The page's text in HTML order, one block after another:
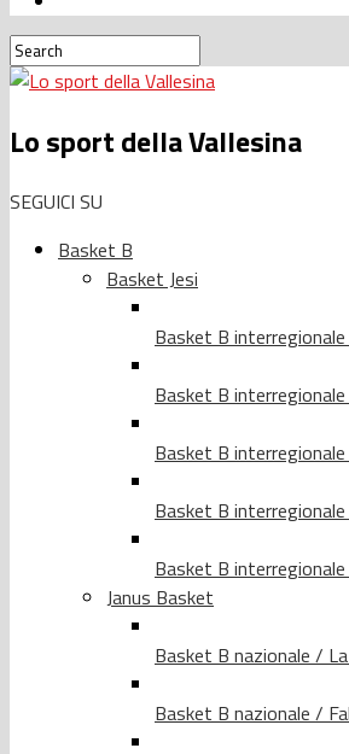
Lo sport della Vallesina
SEGUICI SU
Basket B
Basket Jesi
Basket B
Basket B
Basket B
Basket B
Basket B
Janus Basket
Basket B nazionale /
Basket B nazionale /